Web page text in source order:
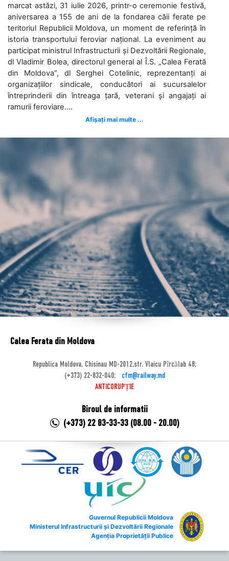
marcat astăzi, 31 iulie 2026, printr-o ceremonie festivă,
aniversarea a 155 de ani de la fondarea căii ferate pe
teritoriul Republicii Moldova, un moment de referință în
istoria transportului feroviar național. La eveniment au
participat ministrul Infrastructurii și Dezvoltării Regionale,
dl Vladimir Bolea, directorul general al Î.S. „Calea Ferată
din Moldova”, dl Serghei Cotelinic, reprezentanți ai
organizațiilor sindicale, conducători ai sucursalelor
întreprinderii din întreaga țară, veterani și angajați ai
ramurii feroviare....
Afișați mai multe ...
Calea Ferata din Moldova
Republica Moldova, Chisinau MD-2012,str. Vlaicu Pîrcălab 48;
(+373) 22-832-040;
cfm@railway.md
ANTICORUPȚIE
Biroul de informatii
(+373) 22 83-33-33 (08.00 - 20.00)
Guvernul Republicii Moldova
Ministerul Infrastructurii și Dezvoltării Regionale
Agenția Proprietății Publice